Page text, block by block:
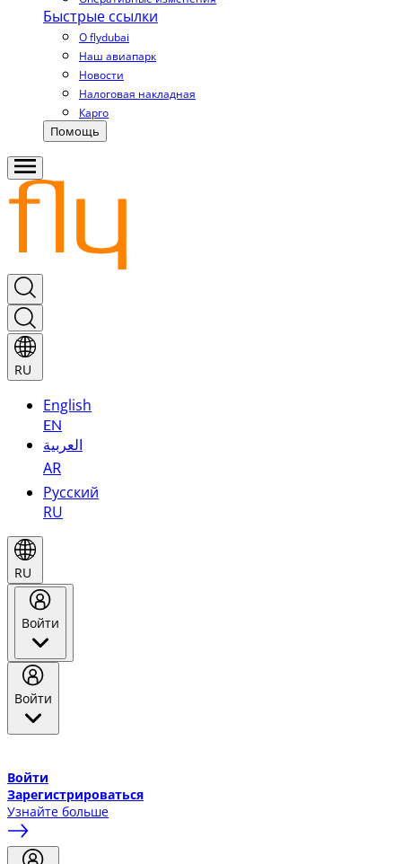
Быстрые ссылки
О flydubai
Наш авиапарк
Новости
Налоговая накладная
Карго
Помощь
RU
English
EN
العربية
AR
Русский
RU
RU
Войти
Войти
Войти
Зарегистрироваться
Узнайте больше